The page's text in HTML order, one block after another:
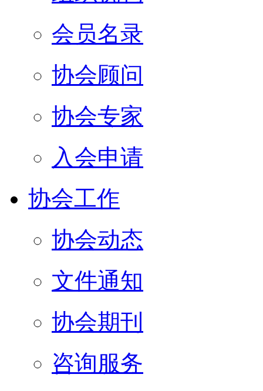
会员名录
协会顾问
协会专家
入会申请
协会工作
协会动态
文件通知
协会期刊
咨询服务